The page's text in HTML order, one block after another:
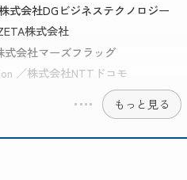
式会社DGビジネステクノロジー
株式会社
式会社マーズフラッグ
／株式会社NTTドコモ
もっと見る